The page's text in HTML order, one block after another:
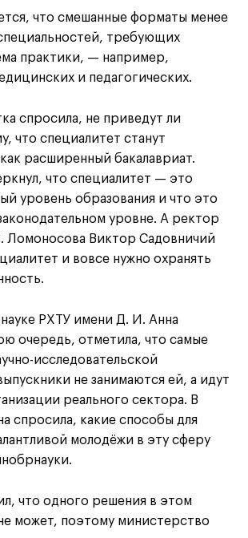
что смешанные форматы менее
требующих
практики, — например,
и педагогических.
спросила, не приведут ли
что специалитет станут
расширенный бакалавриат.
что специалитет — это
уровень образования и что это
уровне. А ректор
Ломоносова Виктор Садовничий
и вовсе нужно охранять
РХТУ имени Д. И. Анна
очередь, отметила, что самые
исследовательской
не занимаются ей, а идут
реального сектора. В
спросила, какие способы для
молодёжи в эту сферу
что одного решения в этом
может, поэтому министерство